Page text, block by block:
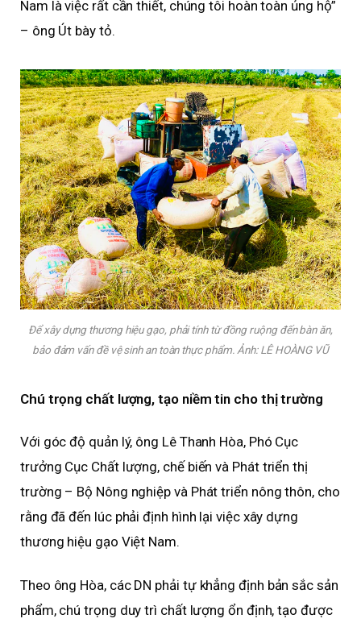
Nam là việc rất cần thiết, chúng tôi hoàn toàn ủng hộ”
– ông Út bày tỏ.
Để xây dựng thương hiệu gạo, phải tính từ đồng ruộng đến bàn ăn,
bảo đảm vấn đề vệ sinh an toàn thực phẩm. Ảnh: LÊ HOÀNG VŨ
Chú trọng chất lượng, tạo niềm tin cho thị trường
Với góc độ quản lý, ông Lê Thanh Hòa, Phó Cục
trưởng Cục Chất lượng, chế biến và Phát triển thị
trường – Bộ Nông nghiệp và Phát triển nông thôn, cho
rằng đã đến lúc phải định hình lại việc xây dựng
thương hiệu gạo Việt Nam.
Theo ông Hòa, các DN phải tự khẳng định bản sắc sản
phẩm, chú trọng duy trì chất lượng ổn định, tạo được